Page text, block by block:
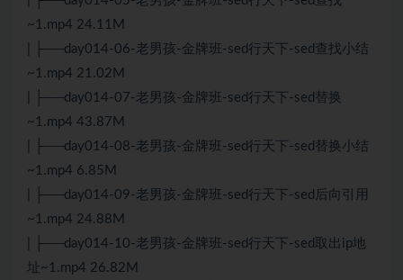
~1.mp4 24.11M
| ├──day014-06-老男孩-金牌班-sed行天下-sed查找小结
~1.mp4 21.02M
| ├──day014-07-老男孩-金牌班-sed行天下-sed替换
~1.mp4 43.87M
| ├──day014-08-老男孩-金牌班-sed行天下-sed替换小结
~1.mp4 6.85M
| ├──day014-09-老男孩-金牌班-sed行天下-sed后向引用
~1.mp4 24.88M
| ├──day014-10-老男孩-金牌班-sed行天下-sed取出ip地
址~1.mp4 26.82M